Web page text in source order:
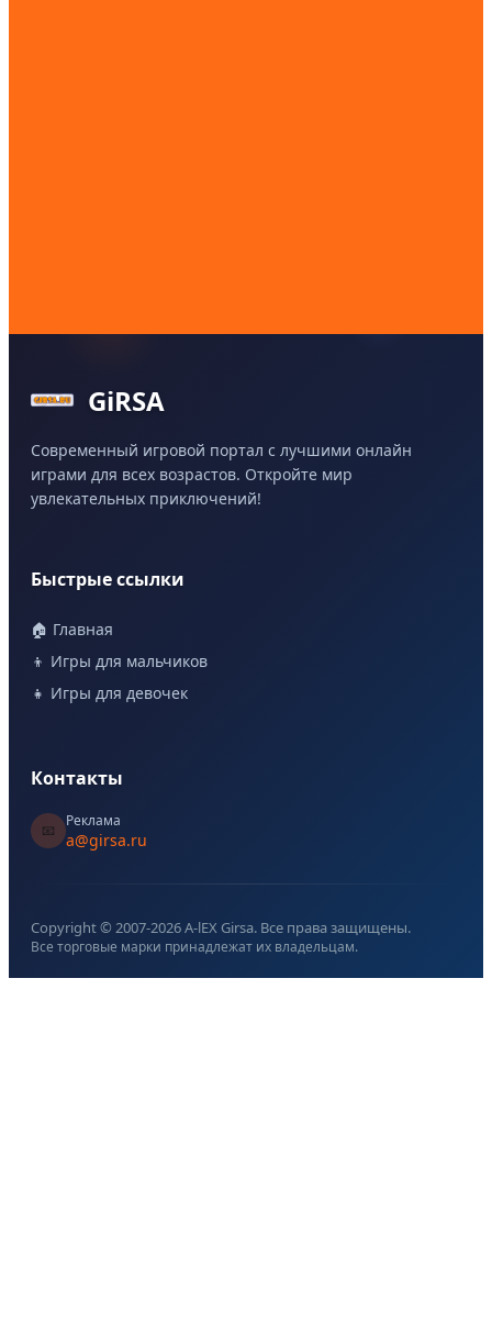
GiRSA
Современный игровой портал с лучшими онлайн
играми для всех возрастов. Откройте мир
увлекательных приключений!
Быстрые ссылки
🏠 Главная
👦 Игры для мальчиков
👧 Игры для девочек
Контакты
📧
Реклама
a@girsa.ru
Copyright © 2007-2026A-lEX Girsa. Все права защищены.
Все торговые марки принадлежат их владельцам.